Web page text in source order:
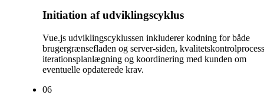
Initiation af udviklingscyklus
Vue.js udviklingscyklussen inkluderer kodning for både
brugergrænsefladen og server-siden,
iterationsplanlægning og koordinering med kunden om
eventuelle opdaterede krav.
06